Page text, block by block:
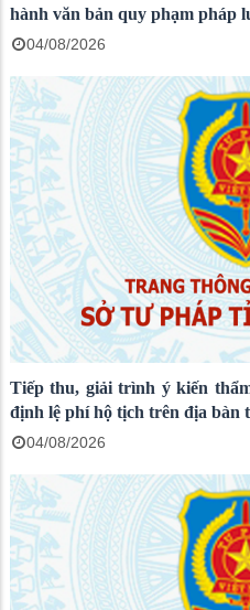
hành văn bản quy phạm pháp
04/08/2026
Tiếp thu, giải trình ý kiến
định lệ phí hộ tịch trên địa bàn
04/08/2026